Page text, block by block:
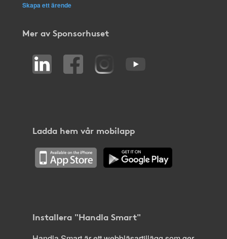
Skapa ett ärende
Mer av Sponsorhuset
Ladda hem vår mobilapp
Installera "Handla Smart"